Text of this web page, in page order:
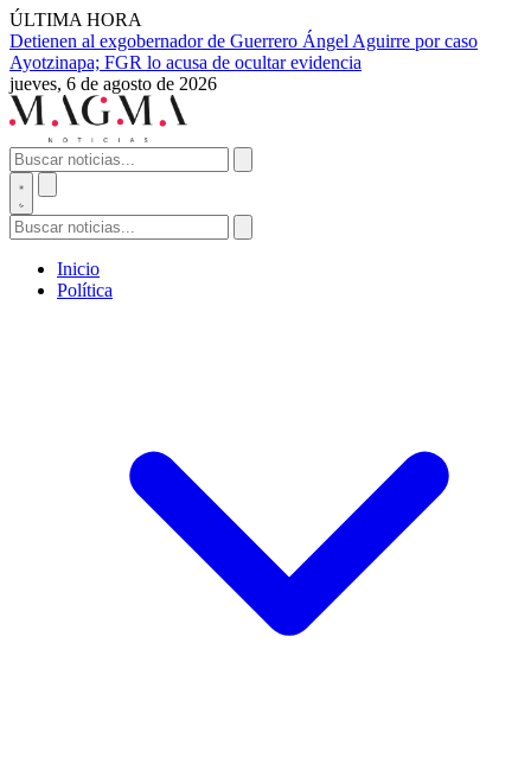
ÚLTIMA HORA
Detienen al exgobernador de Guerrero Ángel Aguirre por caso
Ayotzinapa; FGR lo acusa de ocultar evidencia
jueves, 6 de agosto de 2026
Inicio
Política